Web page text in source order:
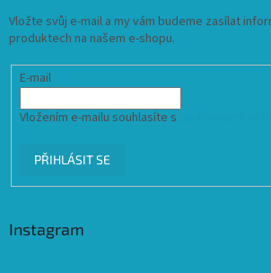
Vložte svůj e-mail a my vám budeme zasílat
produktech na našem e-shopu.
E-mail
Vložením e-mailu souhlasíte s
PŘIHLÁSIT SE
Instagram